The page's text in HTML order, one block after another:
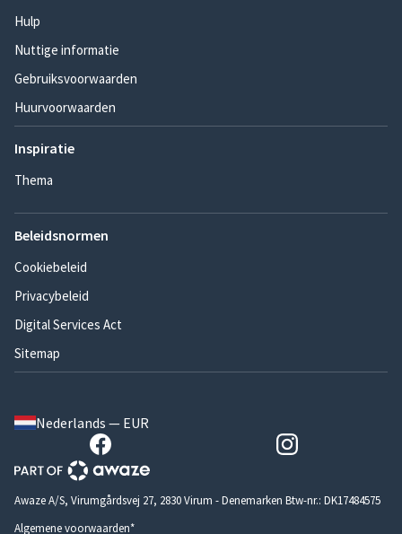
Hulp
Nuttige informatie
Gebruiksvoorwaarden
Huurvoorwaarden
Inspiratie
Thema
Beleidsnormen
Cookiebeleid
Privacybeleid
Digital Services Act
Sitemap
Nederlands — EUR
Awaze A/S, Virumgårdsvej 27, 2830 Virum - Denemarken Btw-nr.: DK17484575
Algemene voorwaarden*